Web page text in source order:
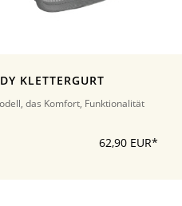
KLETTERGURT
das Komfort, Funktionalität
62,90 EUR*